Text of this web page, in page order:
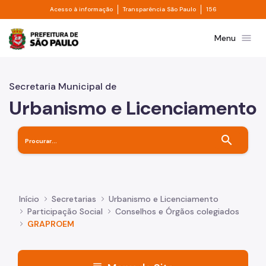
Pular para o Conteúdo principal
Acesso à informação Divisor de acesso à informação
Transparência São Paulo Divisor de
156
Prefeitura de São PauloMenu menu
Secretaria Municipal de
Urbanismo e Licenciamento
search
Início Secretarias
Urbanismo e Licenciamento
Participação Social
Conselhos e Órgãos colegiados
GRAPROEM